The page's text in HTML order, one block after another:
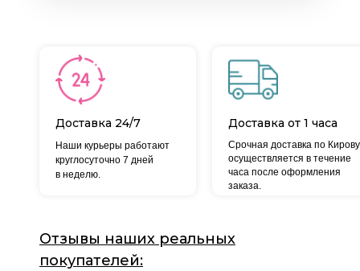
Доставка 24/7
Срочная доставка по Кирову
осуществляется в течение
часа после оформления
заказа.
Наши курьеры работают
круглосуточно 7 дней
в неделю.
Доставка от 1 часа
Отзывы наших реальных
покупателей: